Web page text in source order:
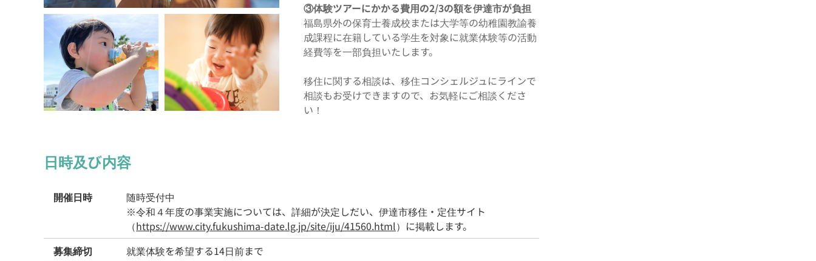
③体験ツアーにかかる費用の2/3の額を伊達市が負担
福島県外の保育士養成校または大学等の幼稚園教諭養
成課程に在籍している学生を対象に就業体験等の活動
経費等を一部負担いたします。
移住に関する相談は、移住コンシェルジュにラインで
相談もお受けできますので、お気軽にご相談くださ
い！
日時及び内容
開催日時
随時受付中
※令和４年度の事業実施については、詳細が決定しだい、伊達市移住・定住サイト
（https://www.city.fukushima-date.lg.jp/site/iju/41560.html）に掲載します。
募集締切
就業体験を希望する14日前まで